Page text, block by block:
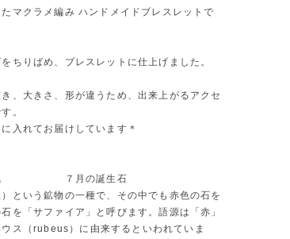
マクラメ編み ハンドメイドブレスレットで
ちりばめ、ブレスレットに仕上げました。
、大きさ、形が違うため、出来上がるアクセ
。
入れてお届けしています＊
勇気 ７月の誕生石
という鉱物の一種で、その中でも赤色の石を
を「サファイア」と呼びます。語源は「赤」
ス（rubeus）に由来するといわれていま